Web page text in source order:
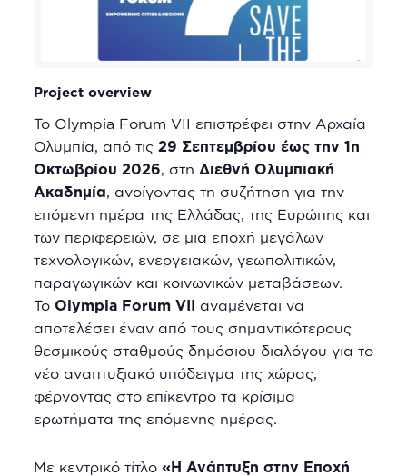
Project overview
Το Olympia Forum VII επιστρέφει στην Αρχαία
Ολυμπία, από τις 29 Σεπτεμβρίου έως την 1η
Οκτωβρίου 2026 , στη Διεθνή Ολυμπιακή
Ακαδημία , ανοίγοντας τη συζήτηση για την
επόμενη ημέρα της Ελλάδας, της Ευρώπης και
των περιφερειών, σε μια εποχή μεγάλων
τεχνολογικών, ενεργειακών, γεωπολιτικών,
παραγωγικών και κοινωνικών μεταβάσεων.
Το Olympia Forum VII αναμένεται να
αποτελέσει έναν από τους σημαντικότερους
θεσμικούς σταθμούς δημόσιου διαλόγου για το
νέο αναπτυξιακό υπόδειγμα της χώρας,
φέρνοντας στο επίκεντρο τα κρίσιμα
ερωτήματα της επόμενης ημέρας.
Με κεντρικό τίτλο «Η Ανάπτυξη στην Εποχή